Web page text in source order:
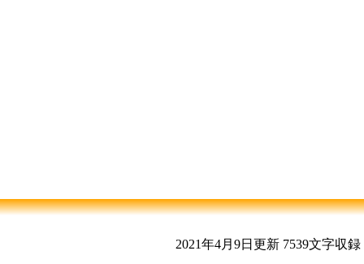
2021年4月9日更新 7539文字収録